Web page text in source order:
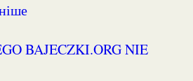
BAJECZKI.ORG NIE